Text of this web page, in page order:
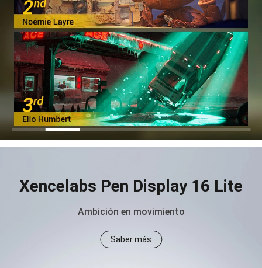
Xencelabs Pen Display 16 Lite
Ambición en movimiento
Saber más